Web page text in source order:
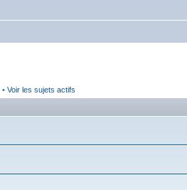
• Voir les sujets actifs